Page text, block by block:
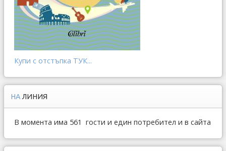
Купи с отстъпка ТУК...
НА ЛИНИЯ
В момента има 561 гости и един потребител и в сайта